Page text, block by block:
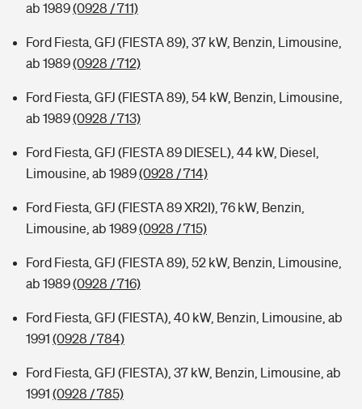
ab 1989(0928 / 711)
Ford Fiesta, GFJ (FIESTA 89), 37 kW, Benzin, Limousine,
ab 1989(0928 / 712)
Ford Fiesta, GFJ (FIESTA 89), 54 kW, Benzin, Limousine,
ab 1989(0928 / 713)
Ford Fiesta, GFJ (FIESTA 89 DIESEL), 44 kW, Diesel,
Limousine, ab 1989(0928 / 714)
Ford Fiesta, GFJ (FIESTA 89 XR2I), 76 kW, Benzin,
Limousine, ab 1989(0928 / 715)
Ford Fiesta, GFJ (FIESTA 89), 52 kW, Benzin, Limousine,
ab 1989(0928 / 716)
Ford Fiesta, GFJ (FIESTA), 40 kW, Benzin, Limousine, ab
1991 (0928 / 784)
Ford Fiesta, GFJ (FIESTA), 37 kW, Benzin, Limousine, ab
1991 (0928 / 785)